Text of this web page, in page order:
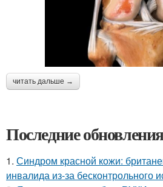
читать дальше →
Последние
1. Синдром красной кожи:
инвалида из-за бесконтрольного